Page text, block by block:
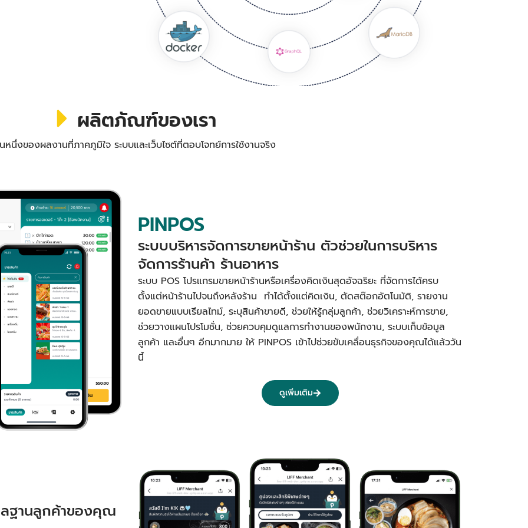
ผลิตภัณฑ์ของเรา
หนึ่งของผลงานที่ภาคภูมิใจ ระบบและเว็บไซต์ที่ตอบโจทย์การใช้งานจริง
PINPOS
ระบบบริหารจัดการขายหน้าร้าน ตัวช่วยในการบริหาร
จัดการร้านค้า ร้านอาหาร
ระบบ POS โปรแกรมขายหน้าร้านหรือเครื่องคิดเงินสุดอัจฉริยะ ที่จัดการได้ครบ
ตั้งแต่หน้าร้านไปจนถึงหลังร้าน ทำได้ตั้งแต่คิดเงิน, ตัดสต๊อกอัตโนมัติ, รายงาน
ยอดขายแบบเรียลไทม์, ระบุสินค้าขายดี, ช่วยให้รู้กลุ่มลูกค้า, ช่วยวิเคราะห์การขาย,
ช่วยวางแผนโปรโมชั่น, ช่วยควบคุมดูแลการทำงานของพนักงาน, ระบบเก็บข้อมูล
ลูกค้า และอื่นๆ อีกมากมาย ให้ PINPOS เข้าไปช่วยขับเคลื่อนธุรกิจของคุณได้แล้ววัน
นี้
ดูเพิ่มเติม
ฐานลูกค้าของคุณ